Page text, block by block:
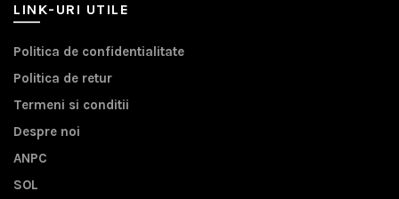
LINK-URI UTILE
Politica de confidentialitate
Politica de retur
Termeni si conditii
Despre noi
ANPC
SOL